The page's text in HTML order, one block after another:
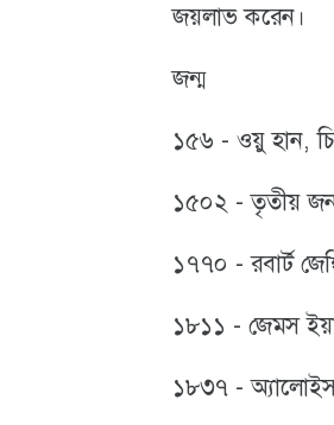
জয়লাভ করেন।
জন্ম
১৫৬ - ওয়ু হান,
১৫০২ - তৃতীয়
১৭৭০ - রবার্ট
১৮১১ - জেমস
১৮৩৭ - অ্যালোইস